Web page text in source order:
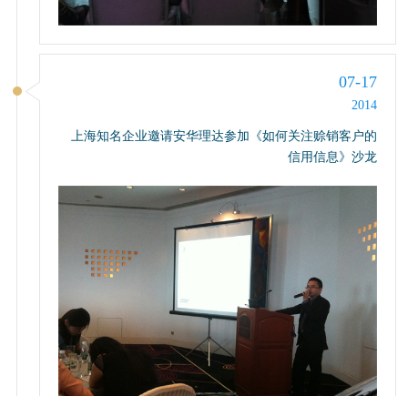
07-17
2014
上海知名企业邀请安华理达参加《如何关注赊销客户的
信用信息》沙龙